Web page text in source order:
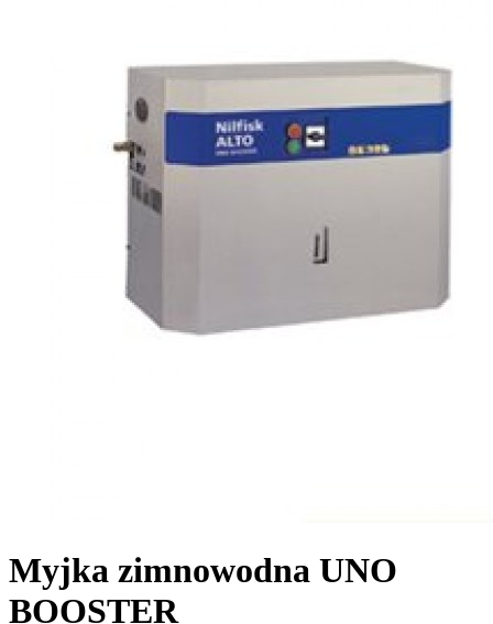
Myjka zimnowodna UNO
BOOSTER